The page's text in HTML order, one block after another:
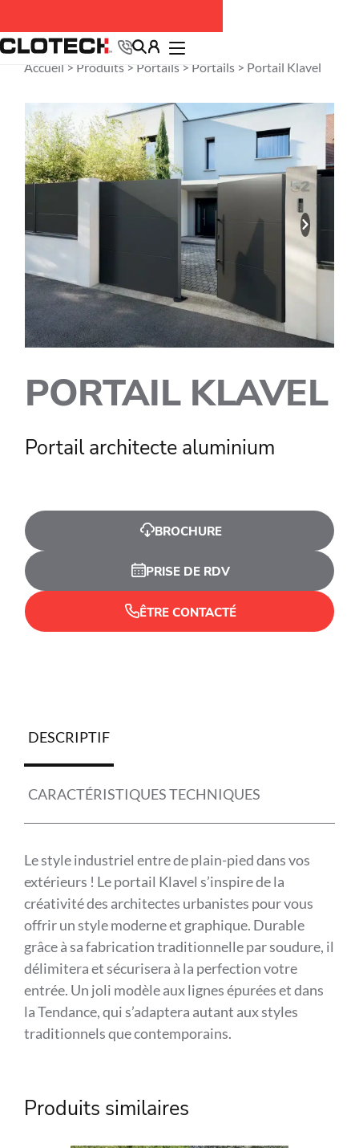
Accueil > Produits> Portails> Portails> Portail Klavel
PORTAIL KLAVEL
Portail architecte aluminium
BROCHURE
PRISE DE RDV
ÊTRE CONTACTÉ
DESCRIPTIF
CARACTÉRISTIQUES TECHNIQUES
Le style industriel entre de plain-pied dans vos
extérieurs ! Le portail Klavel s’inspire de la
créativité des architectes urbanistes pour vous
offrir un style moderne et graphique. Durable
grâce à sa fabrication traditionnelle par soudure, il
délimitera et sécurisera à la perfection votre
entrée. Un joli modèle aux lignes épurées et dans
la Tendance, qui s’adaptera autant aux styles
traditionnels que contemporains.
Produits similaires